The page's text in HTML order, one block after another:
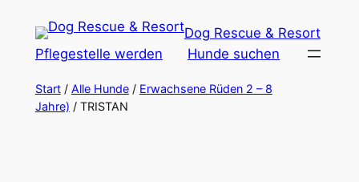
Inhalt
springen
Dog Rescue & Resort
Pflegestelle werden
Hunde suchen
Start/ Alle Hunde/ Erwachsene Rüden 2 – 8
Jahre) / TRISTAN